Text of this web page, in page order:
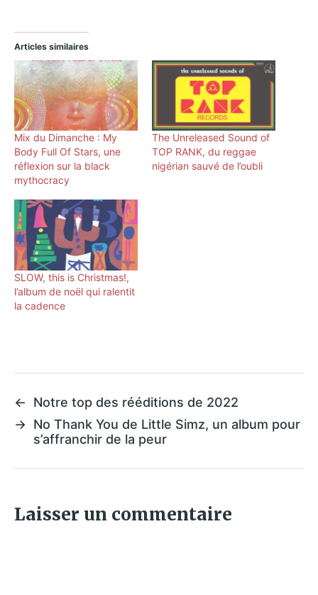
Articles similaires
Mix du Dimanche : My
Body Full Of Stars, une
réflexion sur la black
mythocracy
The Unreleased Sound of
TOP RANK, du reggae
nigérian sauvé de l’oubli
SLOW, this is Christmas!,
l’album de noël qui ralentit
la cadence
←
Notre top des rééditions de 2022
→ No Thank You de Little Simz, un album pour
s’affranchir de la peur
Laisser un commentaire